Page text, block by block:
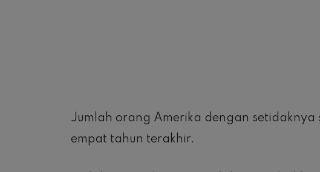
Jumlah orang Amerika dengan
empat tahun terakhir.